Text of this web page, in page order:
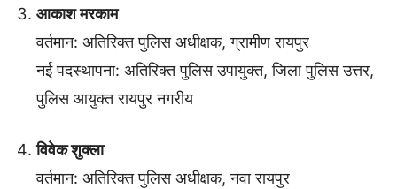
आकाश मरकाम
वर्तमान: अतिरिक्त पुलिस अधीक्षक, ग्रामीण रायपुर
नई पदस्थापना: अतिरिक्त पुलिस उपायुक्त, जिला पुलिस उत्तर,
पुलिस आयुक्त रायपुर नगरीय
विवेक शुक्ला
वर्तमान: अतिरिक्त पुलिस अधीक्षक, नवा रायपुर